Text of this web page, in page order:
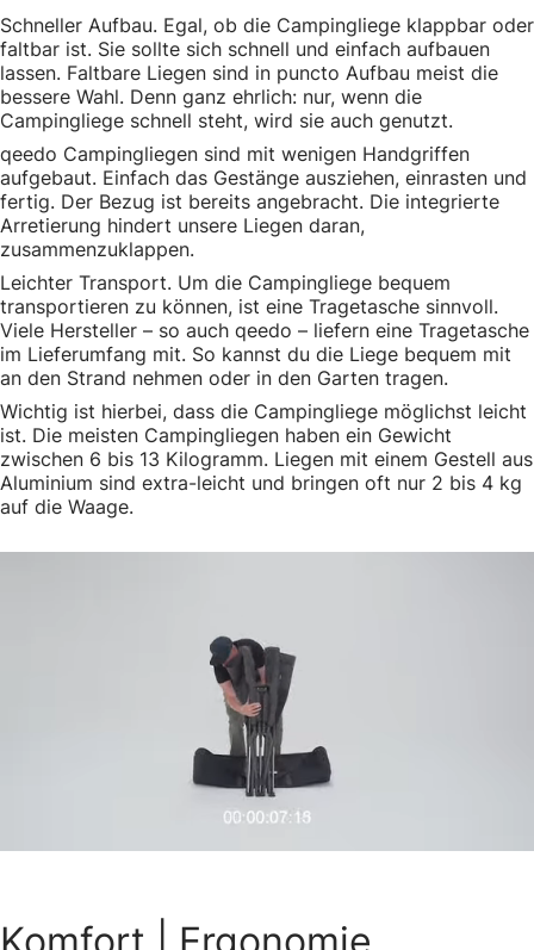
Schneller Aufbau. Egal, ob die Campingliege klappbar oder
faltbar ist. Sie sollte sich schnell und einfach aufbauen
lassen. Faltbare Liegen sind in puncto Aufbau meist die
bessere Wahl. Denn ganz ehrlich: nur, wenn die
Campingliege schnell steht, wird sie auch genutzt.
qeedo Campingliegen sind mit wenigen Handgriffen
aufgebaut. Einfach das Gestänge ausziehen, einrasten und
fertig. Der Bezug ist bereits angebracht. Die integrierte
Arretierung hindert unsere Liegen daran,
zusammenzuklappen.
Leichter Transport. Um die Campingliege bequem
transportieren zu können, ist eine Tragetasche sinnvoll.
Viele Hersteller – so auch qeedo – liefern eine Tragetasche
im Lieferumfang mit. So kannst du die Liege bequem mit
an den Strand nehmen oder in den Garten tragen.
Wichtig ist hierbei, dass die Campingliege möglichst leicht
ist. Die meisten Campingliegen haben ein Gewicht
zwischen 6 bis 13 Kilogramm. Liegen mit einem Gestell aus
Aluminium sind extra-leicht und bringen oft nur 2 bis 4 kg
auf die Waage.